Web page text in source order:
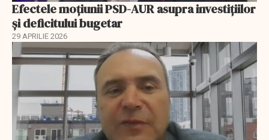
Efectele moțiunii PSD-AUR asupra investițiilor
și deficitului bugetar
29 APRILIE 2026